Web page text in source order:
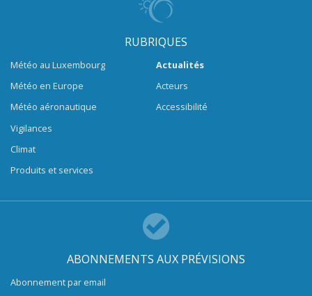
RUBRIQUES
Météo au Luxembourg
Météo en Europe
Météo aéronautique
Vigilances
Climat
Produits et services
Actualités
Acteurs
Accessibilité
ABONNEMENTS AUX PRÉVISIONS
Abonnement par email